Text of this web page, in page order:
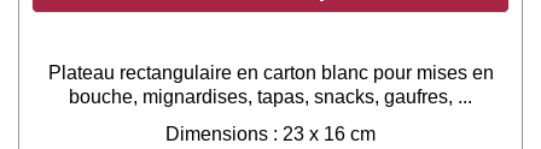
Plateau rectangulaire en carton blanc pour mises en
bouche, mignardises, tapas, snacks, gaufres, ...
Dimensions : 23 x 16 cm